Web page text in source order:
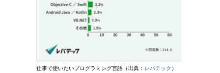
仕事で使いたいプログラミング言語（出典： レバテック ）